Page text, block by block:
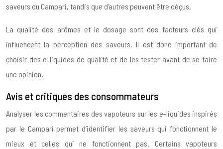
saveurs du Campari, tandis que d’autres peuvent être déçus.
La qualité des arômes et le dosage sont des facteurs clés qui
influencent la perception des saveurs. Il est donc important de
choisir des e-liquides de qualité et de les tester avant de se faire
une opinion.
Avis et critiques des consommateurs
Analyser les commentaires des vapoteurs sur les e-liquides inspirés
par le Campari permet d’identifier les saveurs qui fonctionnent le
mieux et celles qui ne fonctionnent pas. Certains vapoteurs